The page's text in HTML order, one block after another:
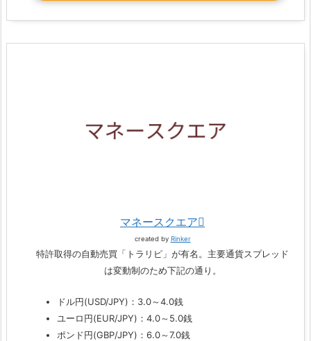
マネースクエア
created by Rinker
特許取得の自動売買「トラリピ」が有名。主要通貨スプレッド
は変動制のため下記の通り。
ドル円(USD/JPY)：3.0～4.0銭
ユーロ円(EUR/JPY)：4.0～5.0銭
ポンド円(GBP/JPY)：6.0～7.0銭